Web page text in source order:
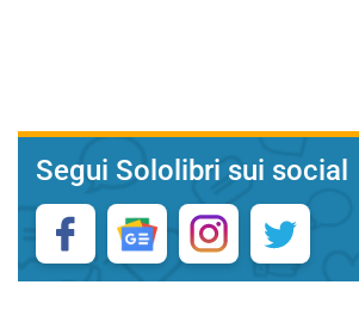
Segui Sololibri sui social